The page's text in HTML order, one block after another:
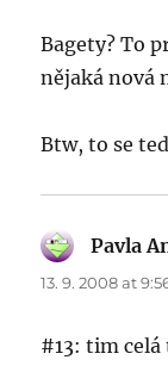
Bagety? To
nějaká nová
Btw, to se
Pavla
13. 9. 2008 at
#13: tim celá